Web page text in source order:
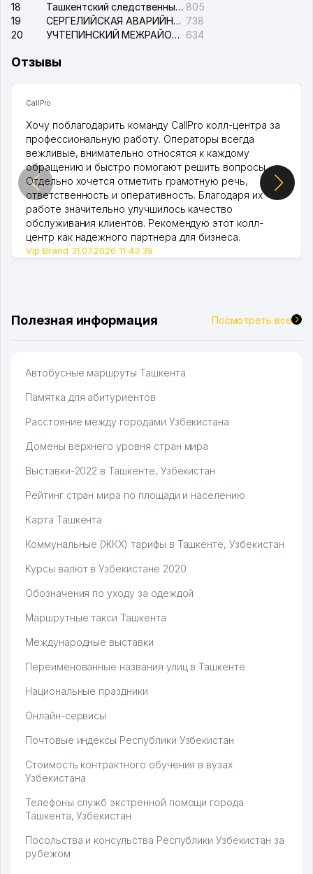
18
Ташкентский следственный изолятор 805
19
СЕРГЕЛИЙСКАЯ АВАРИЙНАЯ СЛУЖБА ЭЛЕКТРОСЕТИ 738
20
УЧТЕПИНСКИЙ МЕЖРАЙОННЫЙ СУД ПО ГРАЖДАНСКИМ ДЕЛАМ 634
Отзывы
CallPro
Хочу поблагодарить команду CallPro колл-центра за
профессиональную работу. Операторы всегда
вежливые, внимательно относятся к каждому
обращению и быстро помогают решить вопросы.
Отдельно хочется отметить грамотную речь,
ответственность и оперативность. Благодаря их
работе значительно улучшилось качество
обслуживания клиентов. Рекомендую этот колл-
центр как надежного партнера для бизнеса.
Vip Brand 31.07.2026 11:43:39
Полезная информация Посмотреть все
Автобусные маршруты Ташкента
Памятка для абитуриентов
Расстояние между городами Узбекистана
Домены верхнего уровня стран мира
Выставки-2022 в Ташкенте, Узбекистан
Рейтинг стран мира по площади и населению
Карта Ташкента
Коммунальные (ЖКХ) тарифы в Ташкенте, Узбекистан
Курсы валют в Узбекистане 2020
Обозначения по уходу за одеждой
Маршрутные такси Ташкента
Международные выставки
Переименованные названия улиц в Ташкенте
Национальные праздники
Онлайн-сервисы
Почтовые индексы Республики Узбекистан
Стоимость контрактного обучения в вузах
Узбекистана
Телефоны служб экстренной помощи города
Ташкента, Узбекистан
Посольства и консульства Республики Узбекистан за
рубежом